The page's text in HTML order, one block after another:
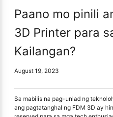
Paano mo pinili
3D Printer para
Kailangan?
August 19, 2023
Sa mabilis na pag-unlad ng
ang pagtatanghal ng FDM 3D ay